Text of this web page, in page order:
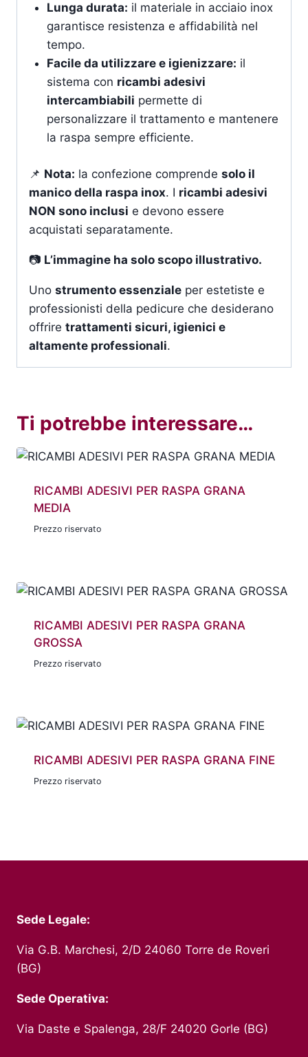
Lunga durata: il materiale in acciaio inox
garantisce resistenza e affidabilità nel
tempo.
Facile da utilizzare e igienizzare: il
sistema con ricambi adesivi
intercambiabili permette di
personalizzare il trattamento e mantenere
la raspa sempre efficiente.
📌 Nota: la confezione comprende solo il
manico della raspa inox. I ricambi adesivi
NON sono inclusi e devono essere
acquistati separatamente.
📷 L’immagine ha solo scopo illustrativo.
Uno strumento essenziale per estetiste e
professionisti della pedicure che desiderano
offrire trattamenti sicuri, igienici e
altamente professionali.
Ti potrebbe interessare…
RICAMBI ADESIVI PER RASPA GRANA
MEDIA
Prezzo riservato
RICAMBI ADESIVI PER RASPA GRANA
GROSSA
Prezzo riservato
RICAMBI ADESIVI PER RASPA GRANA FINE
Prezzo riservato
Sede Legale:
Via G.B. Marchesi, 2/D 24060 Torre de Roveri
(BG)
Sede Operativa:
Via Daste e Spalenga, 28/F 24020 Gorle (BG)